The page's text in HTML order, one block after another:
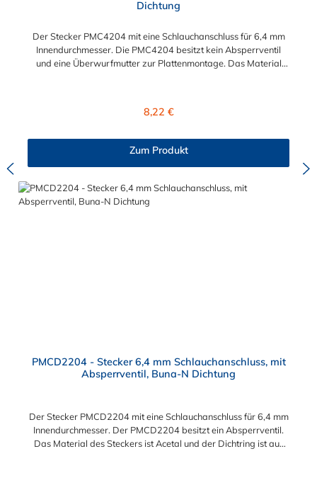
Dichtung
Der Stecker PMC4204 mit eine Schlauchanschluss für 6,4 mm
Innendurchmesser. Die PMC4204 besitzt kein Absperrventil
und eine Überwurfmutter zur Plattenmontage. Das Material
der PMC-, PMC12- und MC- Serie kombinieren.
Regulärer Preis:
8,22 €
Zum Produkt
PMCD2204 - Stecker 6,4 mm Schlauchanschluss, mit
Absperrventil, Buna-N Dichtung
Der Stecker PMCD2204 mit eine Schlauchanschluss für 6,4 mm
Innendurchmesser. Der PMCD2204 besitzt ein Absperrventil.
Das Material des Steckers ist Acetal und der Dichtring ist aus